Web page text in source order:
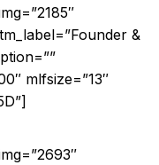
&
mlfsize=”13″